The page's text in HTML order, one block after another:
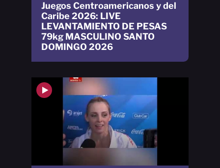
Juegos Centroamericanos y del
Caribe 2026: LIVE
LEVANTAMIENTO DE PESAS
79kg MASCULINO SANTO
DOMINGO 2026